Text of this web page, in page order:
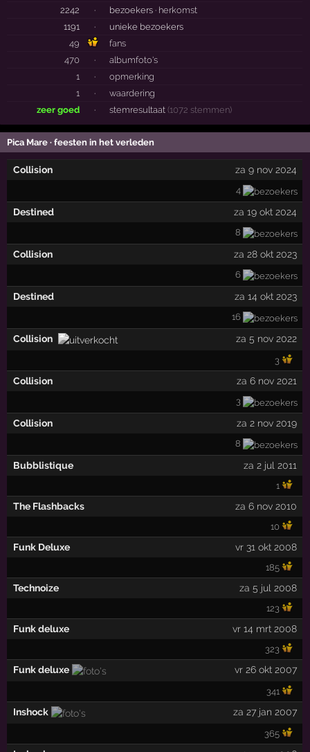
2242
· bezoekers · herkomst
1191
·
unieke bezoekers
49
fans
470
·
albumfoto's
1
·
opmerking
1
·
waardering
zeer goed
· stemresultaat (1072 stemmen)
Pica Mare · feesten in het verleden
Collision za 9 nov 2024
4
Destined za 19 okt 2024
8
Collision za 28 okt 2023
6
Destined za 14 okt 2023
16
Collision za 5 nov 2022
3
Collision za 6 nov 2021
3
Collision za 2 nov 2019
8
Bubblistique za 2 jul 2011
1
The Flashbacks za 6 nov 2010
10
Funk Deluxe vr 31 okt 2008
185
Technoize za 5 jul 2008
123
Funk deluxe vr 14 mrt 2008
323
Funk deluxe vr 26 okt 2007
341
Inshock za 27 jan 2007
365